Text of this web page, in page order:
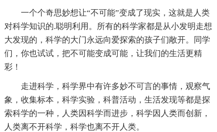
一个个奇思妙想让“不可能”变成了现实，这就是人类
对科学知识的.聪明利用。所有的科学家都是从小发明走想
大发现的，科学的大门永远向爱探索的孩子们敞开。同学
们，你也试试，把不可能变成可能，让我们的生活更精
彩！
走进科学，科学界中有许多妙不可言的事情，观察气
象，收集标本，科学实验，科普活动，生活发现等都是探
索科学的一种，人类因科学而进步，科学因人类而创新，
人类离不开科学，科学也离不开人类。